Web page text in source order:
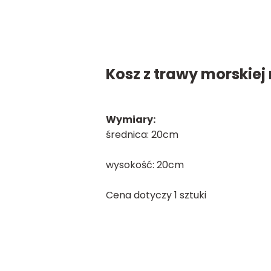
Kosz z trawy morskiej
Wymiary:
średnica: 20cm
wysokość: 20cm
Cena dotyczy 1 sztuki